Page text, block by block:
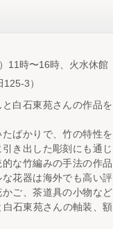
11時〜16時、火水休館
3）
白石東苑さんの作品を
ばかりで、竹の特性を
き出した彫刻にも通じ
な竹編みの手法の作品
花器は海外でも高い評
ご、茶道具の小物など
石東苑さんの軸装、額